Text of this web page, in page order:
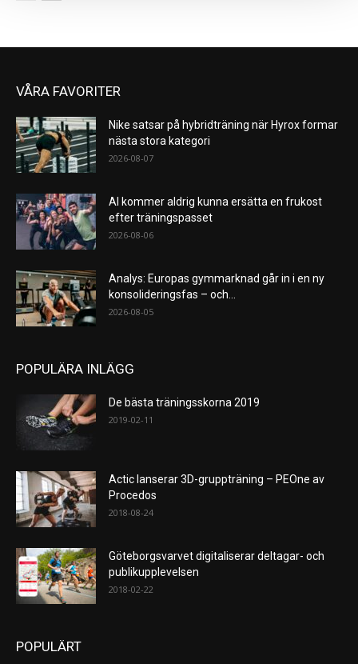
VÅRA FAVORITER
Nike satsar på hybridträning när Hyrox formar
nästa stora kategori
2026-08-07
AI kommer aldrig kunna ersätta en frukost
efter träningspasset
2026-08-06
Analys: Europas gymmarknad går in i en ny
konsolideringsfas – och...
2026-08-05
POPULÄRA INLÄGG
De bästa träningsskorna 2019
2019-02-11
Actic lanserar 3D-gruppträning – PEOne av
Procedos
2018-08-24
Göteborgsvarvet digitaliserar deltagar- och
publikupplevelsen
2018-02-22
POPULÄRT